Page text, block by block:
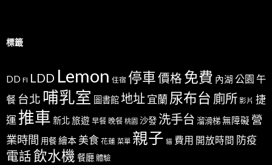
標籤
DD FI LDD Lemon 住宿 停車價格 免費 內湖 公園 午
餐 台北 哺乳室 圖書館地址宜蘭尿布台 廁所 影片 捷
運推車 新北旅遊 早餐 晚餐 桃園 沙發 洗手台 溜滑梯無障礙 營
業時間 用餐繪本 美食 花蓮 菜單 親子 貓 費用 開放時間 防疫
電話飲水機 餐廳 體驗